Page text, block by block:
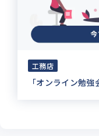
工務店
「オンライン勉